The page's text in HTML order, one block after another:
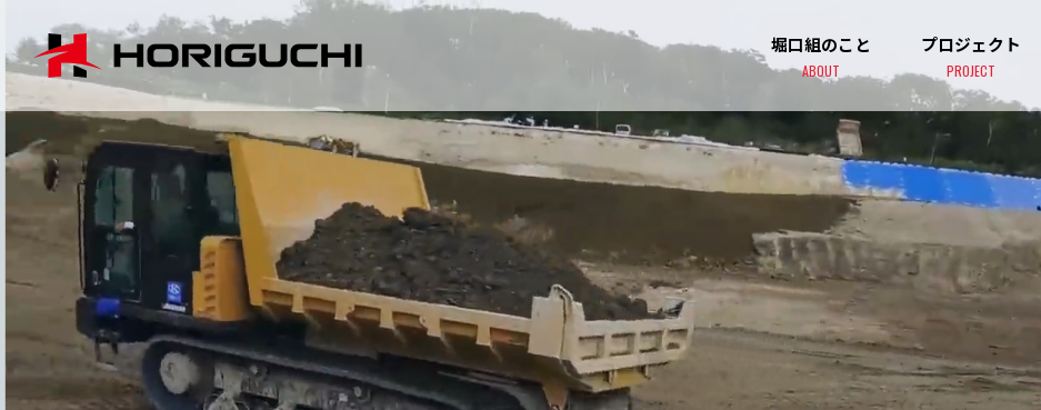
堀口組のこと
ABOUT
プロジェクト
PROJECT